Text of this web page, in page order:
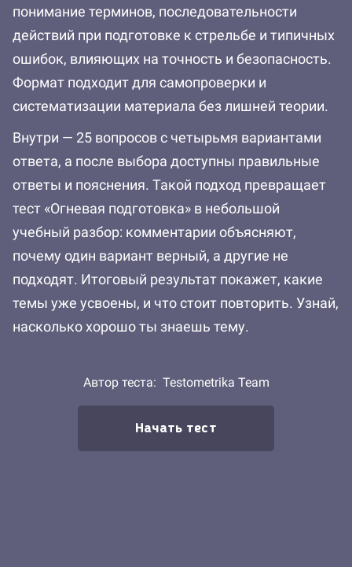
понимание терминов, последовательности
действий при подготовке к стрельбе и типичных
ошибок, влияющих на точность и безопасность.
Формат подходит для самопроверки и
систематизации материала без лишней теории.
Внутри — 25 вопросов с четырьмя вариантами
ответа, а после выбора доступны правильные
ответы и пояснения. Такой подход превращает
тест «Огневая подготовка» в небольшой
учебный разбор: комментарии объясняют,
почему один вариант верный, а другие не
подходят. Итоговый результат покажет, какие
темы уже усвоены, и что стоит повторить. Узнай,
насколько хорошо ты знаешь тему.
Автор теста: Testometrika Team
Начать тест